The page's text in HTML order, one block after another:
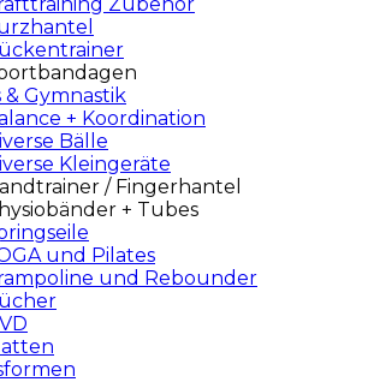
& Gymnastik
+ Koordination
Bälle
Kleingeräte
/ Fingerhantel
+ Tubes
und Pilates
und Rebounder